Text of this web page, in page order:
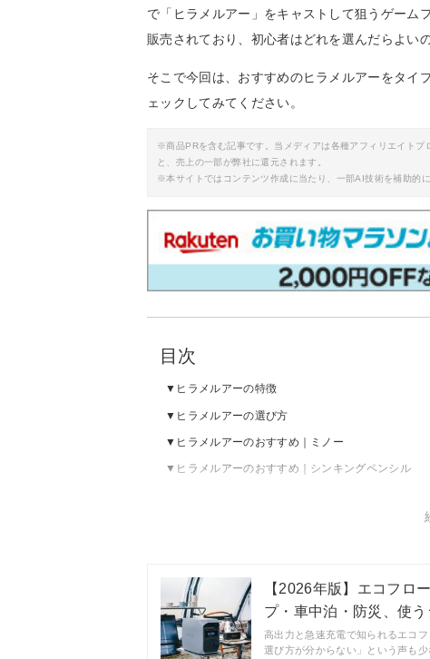
で「ヒラメルアー」をキャストして狙うゲーム
販売されており、初心者はどれを選んだらよい
そこで今回は、おすすめのヒラメルアーをタイ
ェックしてみてください。
※商品PRを含む記事です。当メディアは各種アフィリエイト
と、売上の一部が弊社に還元されます。
※本サイトではコンテンツ作成に当たり、一部AI技術を補助的に
目次
ヒラメルアーの特徴
ヒラメルアーの選び方
ヒラメルアーのおすすめ｜ミノー
ヒラメルアーのおすすめ｜シンキングペンシル
【2026年版】エコフロ
プ・車中泊・防災、使
高出力と急速充電で知られるエコ
選び方が分からない」という声も